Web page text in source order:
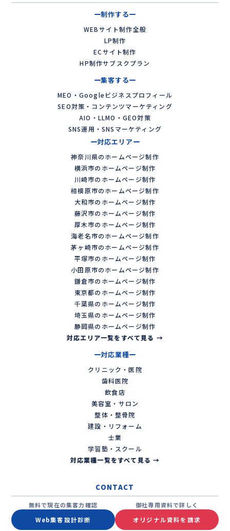
制作する
WEBサイト制作全般
LP制作
ECサイト制作
HP制作サブスクプラン
集客する
MEO・Googleビジネスプロフィール
SEO対策・コンテンツマーケティング
AIO・LLMO・GEO対策
SNS運用・SNSマーケティング
対応エリア
神奈川県のホームページ制作
横浜市のホームページ制作
川崎市のホームページ制作
相模原市のホームページ制作
大和市のホームページ制作
藤沢市のホームページ制作
厚木市のホームページ制作
海老名市のホームページ制作
茅ヶ崎市のホームページ制作
平塚市のホームページ制作
小田原市のホームページ制作
鎌倉市のホームページ制作
東京都のホームページ制作
千葉県のホームページ制作
埼玉県のホームページ制作
静岡県のホームページ制作
対応エリア一覧をすべて見る →
対応業種
クリニック・医院
歯科医院
飲食店
美容室・サロン
整体・整骨院
建設・リフォーム
士業
学習塾・スクール
対応業種一覧をすべて見る →
CONTACT
無料で現在の集客力確認
Web集客設計診断
御社専用資料で詳しく
オリジナル資料を請求